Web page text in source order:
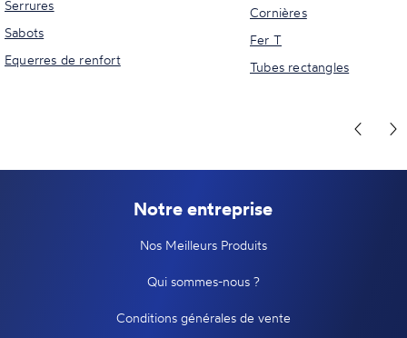
Serrures
Sabots
Equerres de renfort
Cornières
Fer T
Tubes rectangles
Notre entreprise
Nos Meilleurs Produits
Qui sommes-nous ?
Conditions générales de vente